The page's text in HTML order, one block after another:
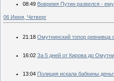
08:49 Вовремя Путин развелся -
06 Июня, Четверг
21:18 Омутнинский топор ревнивца
16:02 За 5 дней от Кирова до
13:04 Полиция искала бабкины